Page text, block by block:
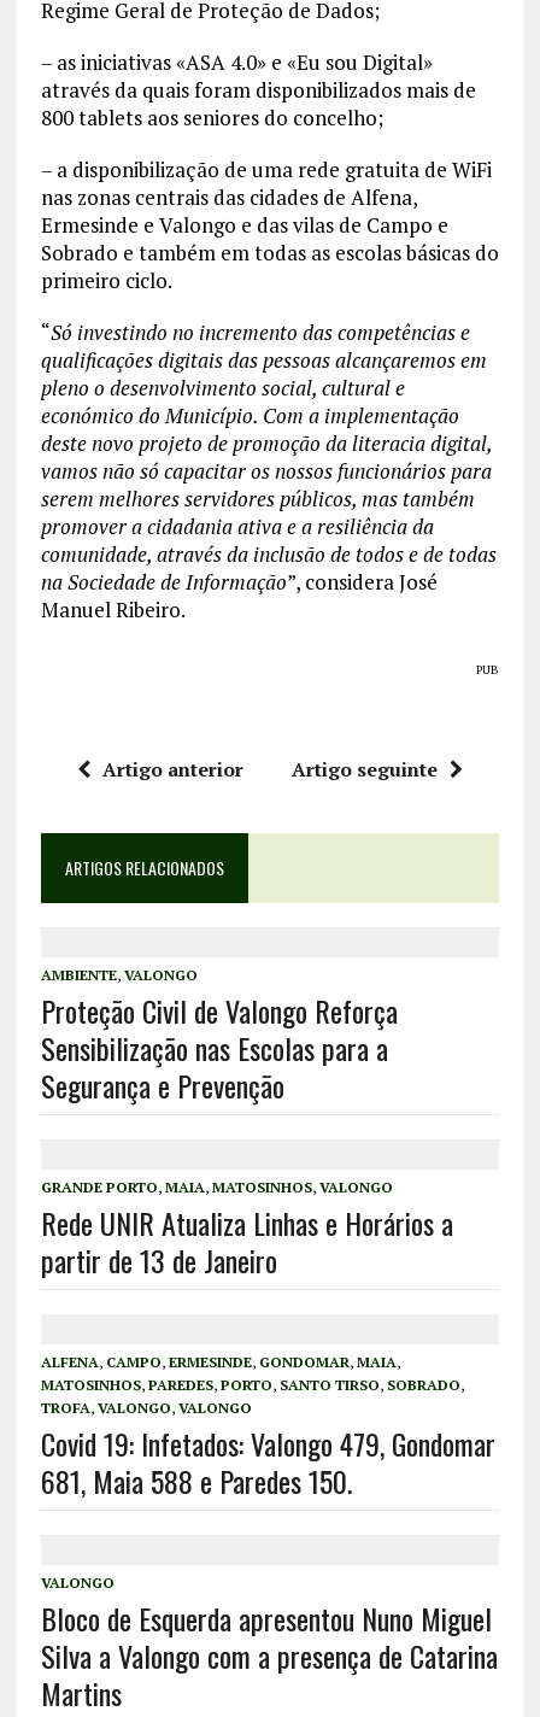
Regime Geral de Proteção de Dados;
– as iniciativas «ASA 4.0» e «Eu sou Digital»
através da quais foram disponibilizados mais de
800 tablets aos seniores do concelho;
– a disponibilização de uma rede gratuita de WiFi
nas zonas centrais das cidades de Alfena,
Ermesinde e Valongo e das vilas de Campo e
Sobrado e também em todas as escolas básicas do
primeiro ciclo.
“Só investindo no incremento das competências e
qualificações digitais das pessoas alcançaremos em
pleno o desenvolvimento social, cultural e
económico do Município. Com a implementação
deste novo projeto de promoção da literacia digital,
vamos não só capacitar os nossos funcionários para
serem melhores servidores públicos, mas também
promover a cidadania ativa e a resiliência da
comunidade, através da inclusão de todos e de todas
na Sociedade de Informação”, considera José
Manuel Ribeiro.
PUB
Artigo anterior Artigo seguinte
ARTIGOS RELACIONADOS
AMBIENTE, VALONGO
Proteção Civil de Valongo Reforça
Sensibilização nas Escolas para a
Segurança e Prevenção
GRANDE PORTO, MAIA, MATOSINHOS, VALONGO
Rede UNIR Atualiza Linhas e Horários a
partir de 13 de Janeiro
ALFENA, CAMPO, ERMESINDE, GONDOMAR, MAIA,
MATOSINHOS, PAREDES, PORTO, SANTO TIRSO, SOBRADO,
TROFA, VALONGO, VALONGO
Covid 19: Infetados: Valongo 479, Gondomar
681, Maia 588 e Paredes 150.
VALONGO
Bloco de Esquerda apresentou Nuno Miguel
Silva a Valongo com a presença de Catarina
Martins